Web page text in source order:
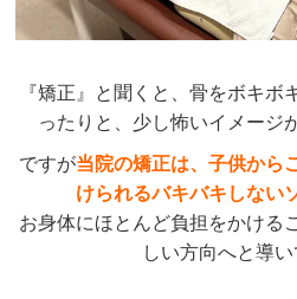
『矯正』と聞くと、骨をボキ
ったりと、少し怖いイメージ
ですが当院の矯正は、子供から
けられるバキバキしない
お身体にほとんど負担をかける
しい方向へと導い